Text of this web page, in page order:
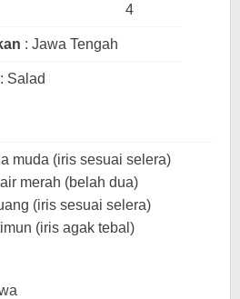
4
: Jawa Tengah
: Salad
muda (iris sesuai selera)
merah (belah dua)
(iris sesuai selera)
(iris agak tebal)